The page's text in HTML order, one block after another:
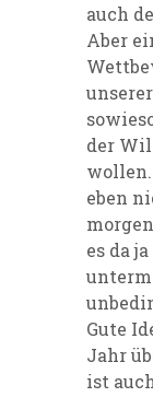
auch
Aber
der
eben
es da
unterm
Gute
Jahr
ist